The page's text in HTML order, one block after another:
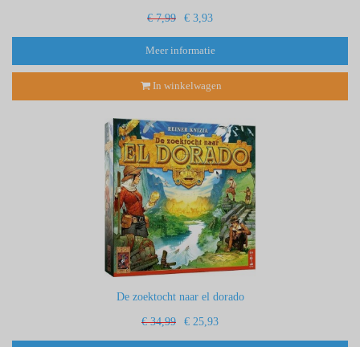
€ 7,99 € 3,93
Meer informatie
In winkelwagen
De zoektocht naar el dorado
€ 34,99 € 25,93